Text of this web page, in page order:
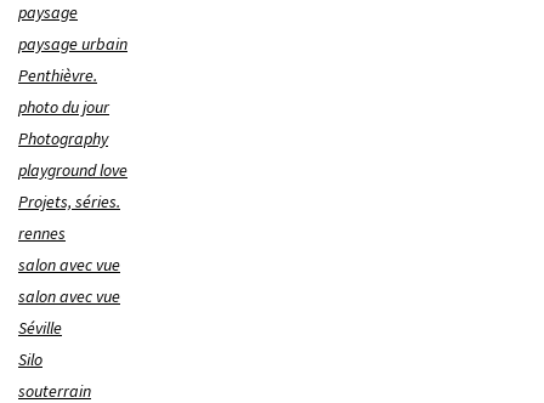
paysage
paysage urbain
Penthièvre.
photo du jour
Photography
playground love
Projets, séries.
rennes
salon avec vue
salon avec vue
Séville
Silo
souterrain